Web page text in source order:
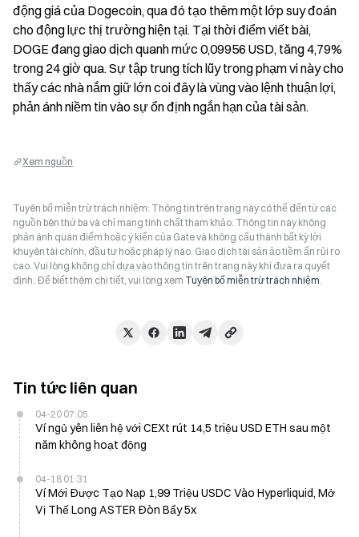
động giá của Dogecoin, qua đó tạo thêm một lớp suy đoán
cho động lực thị trường hiện tại. Tại thời điểm viết bài,
DOGE đang giao dịch quanh mức 0,09956 USD, tăng 4,79%
trong 24 giờ qua. Sự tập trung tích lũy trong phạm vi này cho
thấy các nhà nắm giữ lớn coi đây là vùng vào lệnh thuận lợi,
phản ánh niềm tin vào sự ổn định ngắn hạn của tài sản.
Xem nguồn
Tuyên bố miễn trừ trách nhiệm: Thông tin trên trang này có thể đến từ các
nguồn bên thứ ba và chỉ mang tính chất tham khảo. Thông tin này không
phản ánh quan điểm hoặc ý kiến của Gate và không cấu thành bất kỳ lời
khuyên tài chính, đầu tư hoặc pháp lý nào. Giao dịch tài sản ảo tiềm ẩn rủi ro
cao. Vui lòng không chỉ dựa vào thông tin trên trang này khi đưa ra quyết
định. Để biết thêm chi tiết, vui lòng xem Tuyên bố miễn trừ trách nhiệm.
Tin tức liên quan
04-20 07:05
Ví ngủ yên liên hệ với CEXt rút 14,5 triệu USD ETH sau một
năm không hoạt động
04-18 01:31
Ví Mới Được Tạo Nạp 1,99 Triệu USDC Vào Hyperliquid, Mở
Vị Thế Long ASTER Đòn Bẩy 5x